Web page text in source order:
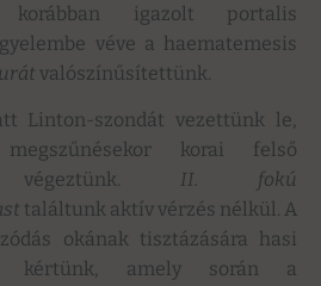
igazolt portalis
véve a haematemesis
valószínűsítettünk.
Linton-szondát vezettünk le,
korai felső
végeztünk. II. fokú
találtunk aktív vérzés nélkül. A
okának tisztázására hasi
kértünk, amely során a